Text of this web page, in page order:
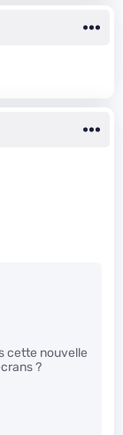
cette nouvelle
?